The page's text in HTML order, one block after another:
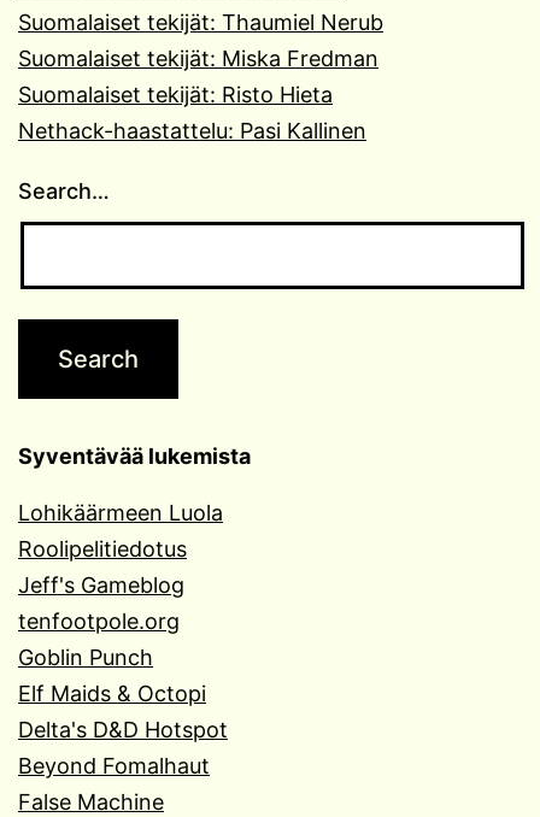
Suomalaiset tekijät: Thaumiel Nerub
Suomalaiset tekijät: Miska Fredman
Suomalaiset tekijät: Risto Hieta
Nethack-haastattelu: Pasi Kallinen
Search…
Syventävää lukemista
Lohikäärmeen Luola
Roolipelitiedotus
Jeff's Gameblog
tenfootpole.org
Goblin Punch
Elf Maids & Octopi
Delta's D&D Hotspot
Beyond Fomalhaut
False Machine